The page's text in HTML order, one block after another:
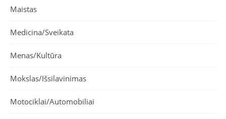
Maistas
Medicina/Sveikata
Menas/Kultūra
Mokslas/Išsilavinimas
Motociklai/Automobiliai